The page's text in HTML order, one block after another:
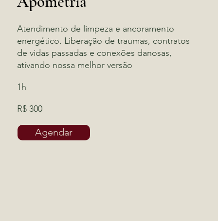
Atendimento de limpeza e ancoramento
energético. Liberação de traumas, contratos
de vidas passadas e conexões danosas,
ativando nossa melhor versão
1h
R$ 300
Agendar